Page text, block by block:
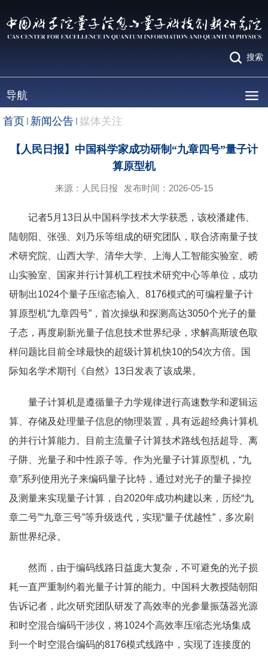
搜索
导航
首页 新闻公告 媒体关注
【人民日报】中国科学家成功研制“九章四号”量子计
算原型机
来源：人民日报 发布时间：2026-05-15
记者5月13日从中国科学技术大学获悉，该校潘建伟、
陆朝阳、张强、刘乃乐等组成的研究团队，联合济南量子技
术研究院、山西大学、清华大学、上海人工智能实验室、崂
山实验室、国家并行计算机工程技术研究中心等单位，成功
研制出1024个量子压缩态输入、8176模式的可编程量子计
算原型机“九章四号”，首次操纵和探测高达3050个光子的量
子态，再度刷新光量子信息技术世界纪录，求解高斯玻色取
样问题比目前全球最快的超级计算机快10的54次方倍。国
际知名学术期刊《自然》13日发表了该成果。
量子计算机是遵循量子力学规律进行高速数学和逻辑运
算、存储及处理量子信息的物理装置，具有远超经典计算机
的并行计算能力。目前主流量子计算技术路线包括超导、离
子阱、光量子和中性原子等。作为光量子计算原型机，“九
章”系列使用光子来编码量子比特，通过对光子的量子操控
及测量来实现量子计算，自2020年成功构建以来，历经“九
章二号”“九章三号”等升级迭代，实现“量子优越性”，多次刷
新世界纪录。
然而，由于编码线路日益庞大复杂，不可避免的光子损
耗一直严重制约着光量子计算的能力。中国科大教授陆朝阳
告诉记者，此次研究团队研发了高效率的光参量振荡器光源
和时空混合编码干涉仪，将1024个高效率压缩态光场集成
到一个时空混合编码的8176模式线路中，实现了连接度的